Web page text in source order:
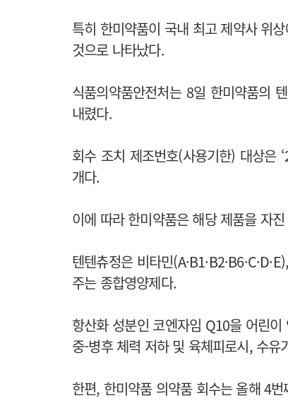
특히 한미약품이 국내 최고 제약사 위
것으로 나타났다.
식품의약품안전처는 8일 한미약품의
내렸다.
회수 조치 제조번호(사용기한) 대상은
개다.
이에 따라 한미약품은 해당 제품을 자
텐텐츄정은 비타민
주는 종합영양제다.
항산화 성분인 코엔자임 Q10을 어린
중-병후 체력 저하 및 육체피로시, 수
한편, 한미약품 의약품 회수는 올해 4번